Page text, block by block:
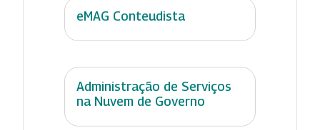
eMAG Conteudista
Administração de Serviços
na Nuvem de Governo